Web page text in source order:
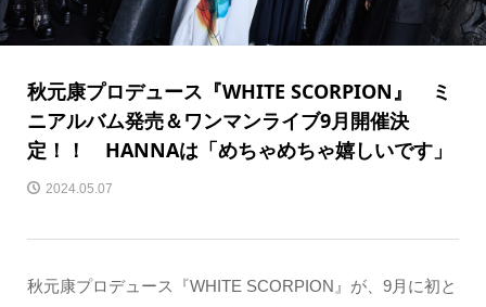
秋元康プロデュース『WHITE SCORPION』 ミ
ニアルバム発売＆ワンマンライブ9月開催決
定！！ HANNAは「めちゃめちゃ嬉しいです」
2024.05.07
秋元康プロデュース『WHITE SCORPION』が、9月に初と